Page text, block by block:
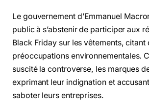
Le gouvernement d’Emmanuel
public à s’abstenir de participer aux
Black Friday sur les vêtements, citant
préoccupations environnementales.
suscité la controverse, les marques
exprimant leur indignation et
saboter leurs entreprises.